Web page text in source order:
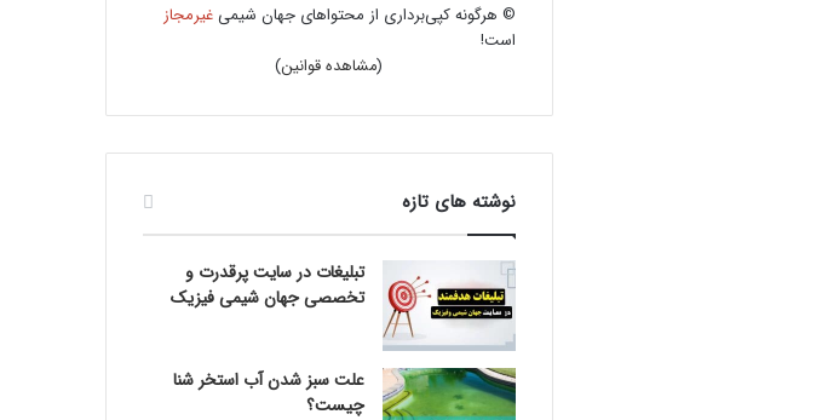
© هرگونه کپی‌برداری از محتواهای جهان شیمیغیرمجاز
است!
(مشاهده قوانین)
نوشته های تازه
تبلیغات در سایت پرقدرت و
تخصصی جهان شیمی فیزیک
علت سبز شدن آب استخر شنا
چیست؟